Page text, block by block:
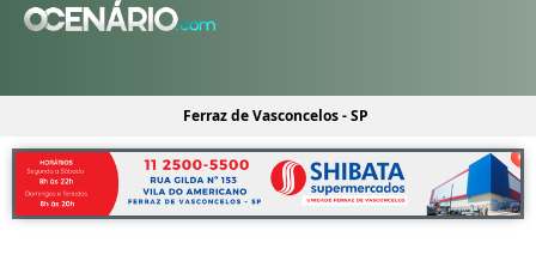
Ferraz de Vasconcelos - SP